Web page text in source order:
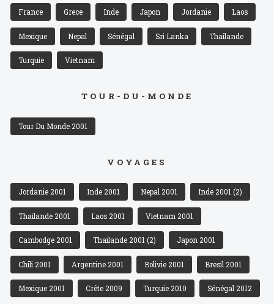
France Grece Inde Japon Jordanie Laos
Mexique Nepal Sénégal Sri Lanka Thailande
Turquie Vietnam
TOUR-DU-MONDE
Tour Du Monde 2001
VOYAGES
Jordanie 2001 Inde 2001 Nepal 2001 Inde 2001 (2)
Thailande 2001 Laos 2001 Vietnam 2001
Cambodge 2001 Thailande 2001 (2) Japon 2001
Chili 2001 Argentine 2001 Bolivie 2001 Bresil 2001
Mexique 2001 Crête 2009 Turquie 2010 Sénégal 2012